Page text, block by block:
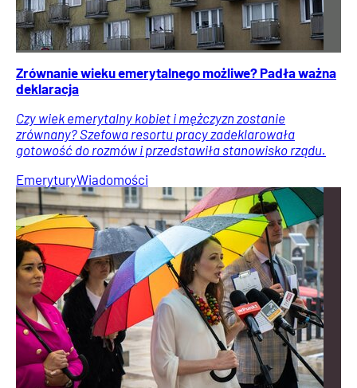
Zrównanie wieku emerytalnego możliwe? Padła ważna
deklaracja
Czy wiek emerytalny kobiet i mężczyzn zostanie
zrównany? Szefowa resortu pracy zadeklarowała
gotowość do rozmów i przedstawiła stanowisko rządu.
EmeryturyWiadomości